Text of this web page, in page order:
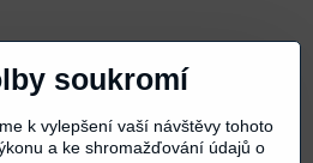
soukromí
k vylepšení vaší návštěvy tohoto
a ke shromažďování údajů o